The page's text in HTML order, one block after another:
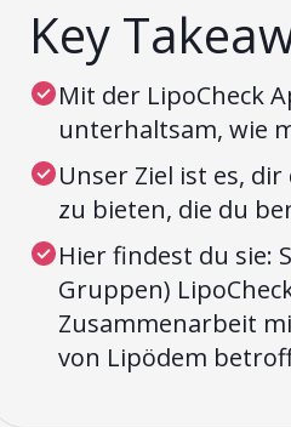
Key
Mit der LipoCheck
unterhaltsam, wie
Unser Ziel ist es,
zu bieten, die du
Hier findest du sie:
Gruppen)
Zusammenarbeit
von Lipödem